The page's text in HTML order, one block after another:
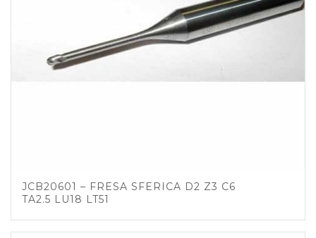
JCB20601 – FRESA SFERICA D2 Z3 C6
TA2.5 LU18 LT51